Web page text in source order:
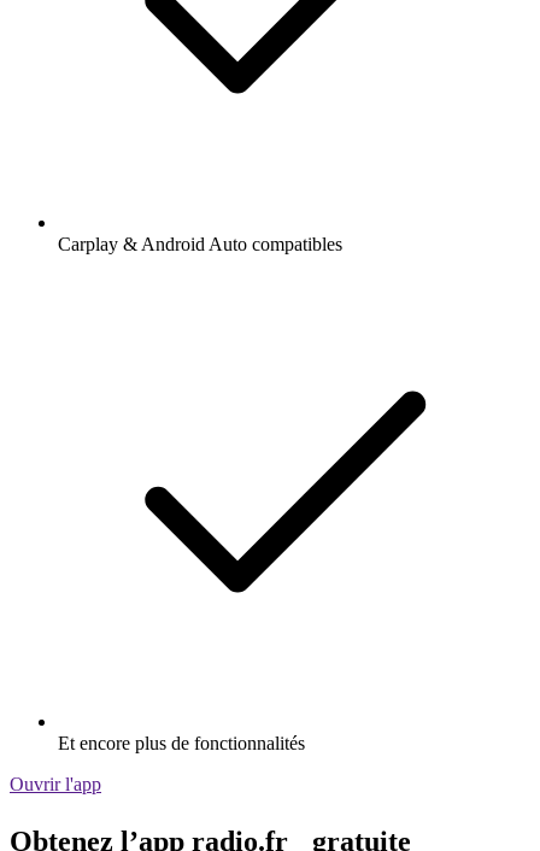
Carplay & Android Auto compatibles
Et encore plus de fonctionnalités
Ouvrir l'app
Obtenez l’app radio.fr gratuite